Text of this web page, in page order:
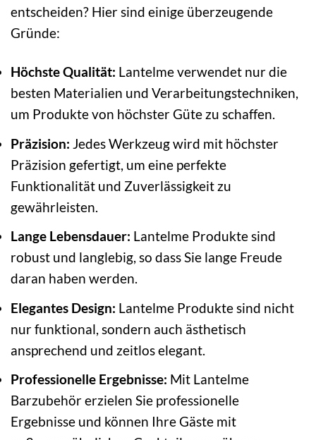
entscheiden? Hier sind einige überzeugende
Gründe:
Höchste Qualität: Lantelme verwendet nur die
besten Materialien und Verarbeitungstechniken,
um Produkte von höchster Güte zu schaffen.
Präzision: Jedes Werkzeug wird mit höchster
Präzision gefertigt, um eine perfekte
Funktionalität und Zuverlässigkeit zu
gewährleisten.
Lange Lebensdauer: Lantelme Produkte sind
robust und langlebig, so dass Sie lange Freude
daran haben werden.
Elegantes Design: Lantelme Produkte sind nicht
nur funktional, sondern auch ästhetisch
ansprechend und zeitlos elegant.
Professionelle Ergebnisse: Mit Lantelme
Barzubehör erzielen Sie professionelle
Ergebnisse und können Ihre Gäste mit